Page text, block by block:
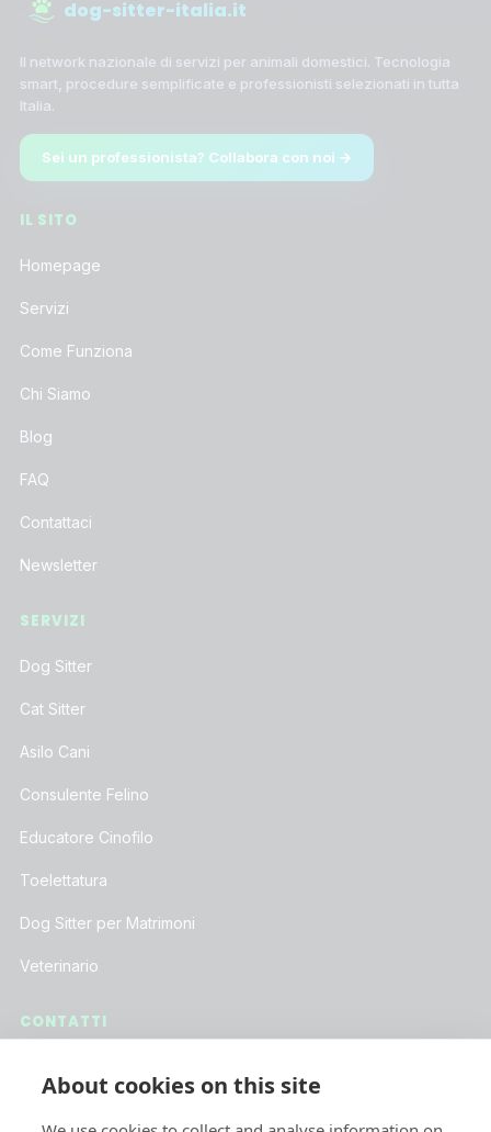
dog-sitter-italia.it
Il network nazionale di servizi per animali domestici. Tecnologia
smart, procedure semplificate e professionisti selezionati in tutta
Italia.
Sei un professionista? Collabora con noi →
IL SITO
Homepage
Servizi
Come Funziona
Chi Siamo
Blog
FAQ
Contattaci
Newsletter
SERVIZI
Dog Sitter
Cat Sitter
Asilo Cani
Consulente Felino
Educatore Cinofilo
Toelettatura
Dog Sitter per Matrimoni
Veterinario
CONTATTI
About cookies on this site